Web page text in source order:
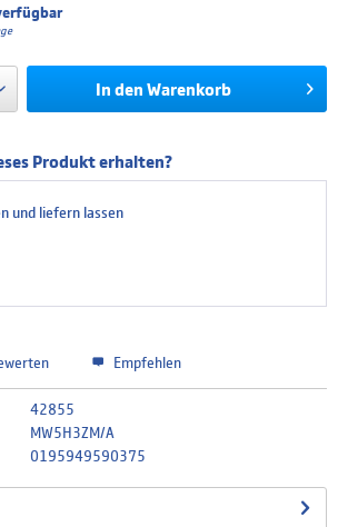
% 13,91 € 166,90 €
Sie bitte dem Kreditvertrag, welchen Sie vor Abschluss
In den Warenkorb
Produkt erhalten?
und liefern lassen
Empfehlen
42855
MW5H3ZM/A
0195949590375